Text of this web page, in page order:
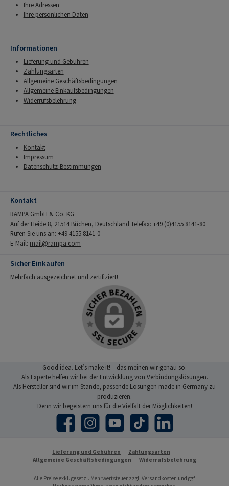
Ihre Adressen
Ihre persönlichen Daten
Informationen
Lieferung und Gebühren
Zahlungsarten
Allgemeine Geschäftsbedingungen
Allgemeine Einkaufsbedingungen
Widerrufsbelehrung
Rechtliches
Kontakt
Impressum
Datenschutz-Bestimmungen
Kontakt
RAMPA GmbH & Co. KG
Auf der Heide 8, 21514 Büchen, Deutschland Telefax: +49 (0)4155 8141-80
Rufen Sie uns an: +49 4155 8141-0
E-Mail: mail@rampa.com
Sicher Einkaufen
Mehrfach ausgezeichnet und zertifiziert!
Good idea. Let’s make it! – das meinen wir genau so.
Als Experte helfen wir bei der Entwicklung von Verbindungslösungen.
Als Hersteller sind wir im Stande, passende Lösungen made in Germany zu
produzieren.
Denn wir begeistern uns für die Vielfalt der Möglichkeiten!
Facebook Instagram YouTube TikTok LinkedIn
Lieferung und Gebühren
Zahlungsarten
Allgemeine Geschäftsbedingungen
Widerrufsbelehrung
Alle Preise exkl. gesetzl. Mehrwertsteuer zzgl. Versandkosten und ggf.